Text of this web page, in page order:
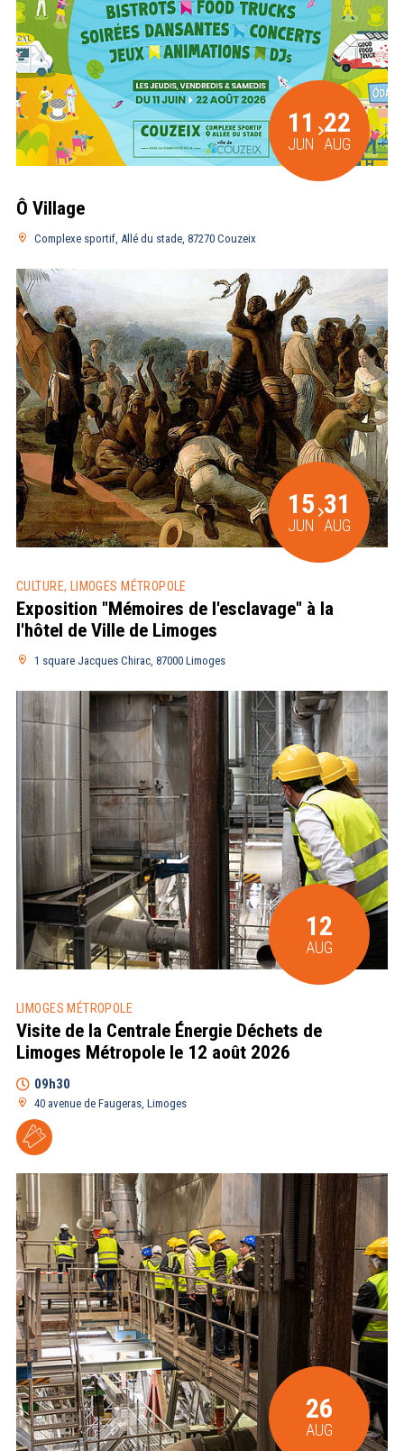
11
JUN
22
AUG
Ô Village
Complexe sportif, Allé du stade, 87270 Couzeix
15
JUN
31
AUG
CULTURE, LIMOGES MÉTROPOLE
Exposition "Mémoires de l'esclavage" à la
l'hôtel de Ville de Limoges
1 square Jacques Chirac, 87000 Limoges
12
AUG
LIMOGES MÉTROPOLE
Visite de la Centrale Énergie Déchets de
Limoges Métropole le 12 août 2026
09h30
40 avenue de Faugeras, Limoges
26
AUG